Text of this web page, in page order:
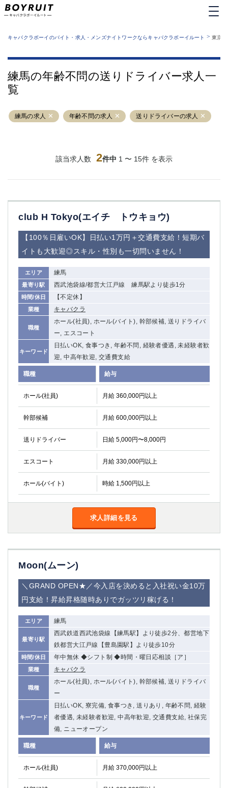
業種から探す
運営者情報
サイトマップ
キャバクラボーイのバイト・求人・メンズナイトワークならキャバクラボーイルート > 東京
練馬の年齢不問の送りドライバー求人一
覧
練馬の求人 年齢不問の求人 送りドライバーの求人
該当求人数 2件中 1 〜 15件 を表示
club H Tokyo(エイチ トウキョウ)
【100％日雇いOK】日払い1万円＋交通費支給！短期バ
イトも大歓迎◎スキル・性別も一切問いません！
エリア 練馬
最寄り駅 西武池袋線/都営大江戸線 練馬駅より徒歩1分
時間/休日 【不定休】
業種 キャバクラ
職種
ホール(社員), ホール(バイト), 幹部候補, 送りドライバ
ー, エスコート
キーワード
日払いOK, 食事つき, 年齢不問, 経験者優遇, 未経験者歓
迎, 中高年歓迎, 交通費支給
職種 給与
ホール(社員) 月給 360,000円以上
幹部候補 月給 600,000円以上
送りドライバー 日給 5,000円〜8,000円
エスコート 月給 330,000円以上
ホール(バイト) 時給 1,500円以上
求人詳細を見る
Moon(ムーン)
＼GRAND OPEN★／今入店を決めると入社祝い金10万
円支給！昇給昇格随時ありでガッツリ稼げる！
エリア 練馬
最寄り駅
西武鉄道西武池袋線【練馬駅】より徒歩2分、都営地下
鉄都営大江戸線【豊島園駅】より徒歩10分
時間/休日 年中無休 ◆シフト制 ◆時間・曜日応相談［ア］
業種 キャバクラ
職種
ホール(社員), ホール(バイト), 幹部候補, 送りドライバ
ー
キーワード
日払いOK, 寮完備, 食事つき, 送りあり, 年齢不問, 経験
者優遇, 未経験者歓迎, 中高年歓迎, 交通費支給, 社保完
備, ニューオープン
職種 給与
ホール(社員) 月給 370,000円以上
六本木
池袋
渋谷
大和
立川
①六本木 ②西麻布
大山
赤坂
高円寺
蒲田東口
多摩センター
立川（南口）
浜松町
西葛西
中野
府中
ひばりヶ丘（北口）
学芸大学
吉祥寺（南口／公園口）
自由が丘
吉祥寺（北口／東口）
錦糸町南口
下北沢・経堂
金町（北口）
成増駅徒歩3分の好立地！①JR埼京線「赤羽駅」から徒歩2分 ②東
三軒茶屋（南口）
①歌舞伎町 ②新宿 ③新宿三丁目 ④西
①歌舞伎町 ②新宿 ③西部新宿 ③東新宿
①歌舞伎町 ②新宿
①銀座 ②新橋
錦糸町(南口)
清瀬（南口）
①東武練馬 ②成増・板橋 ③大山 ②池袋
金町
大井町
大泉学園
下赤塚
竹ノ塚
三鷹
湯島
久米川
市川
神奈川県
関内
溝の口
本厚木
新横浜
藤沢
平塚
武蔵小杉
横浜・桜木町
関内・馬車道・日ノ出町
茅ヶ崎
戸塚
たまプラーザ
相模原
厚木
横須賀
桜木町